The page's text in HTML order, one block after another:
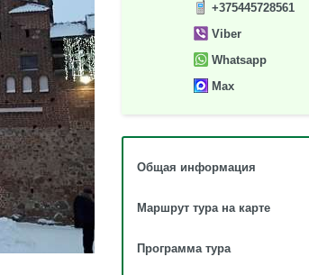
+375445728561
Viber
Whatsapp
Max
Общая информация
Маршрут тура на карте
Программа тура